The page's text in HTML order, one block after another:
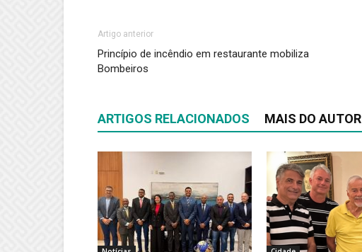
Artigo anterior
Princípio de incêndio em restaurante mobiliza
Bombeiros
ARTIGOS RELACIONADOS MAIS DO AUTOR